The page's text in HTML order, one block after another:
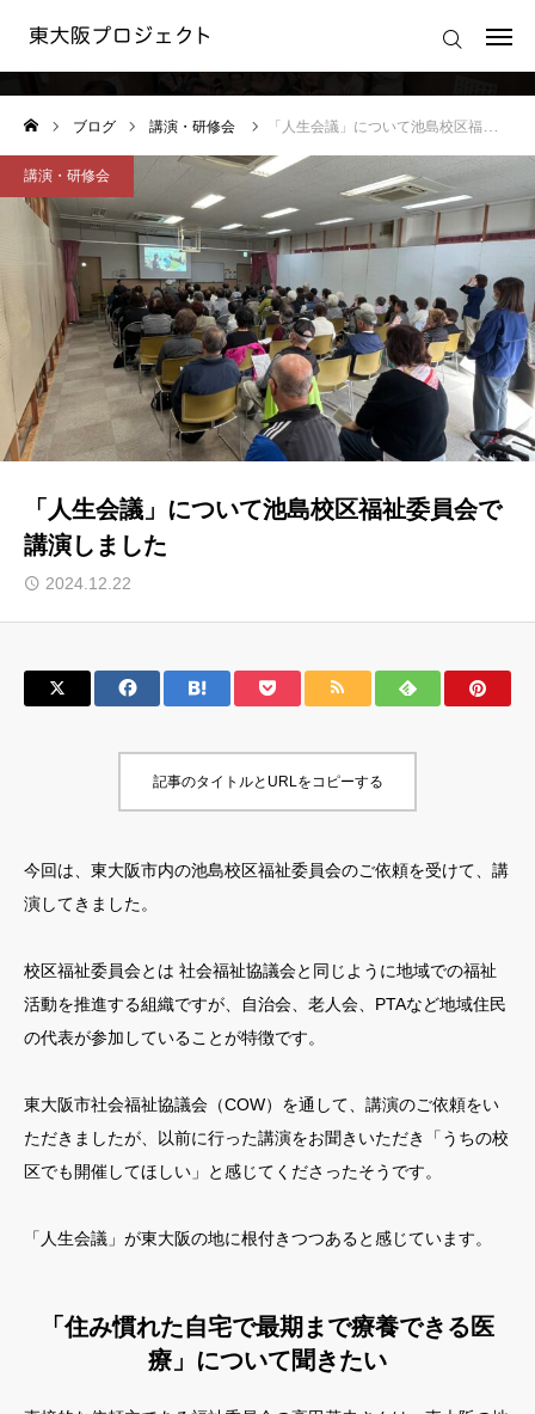
講演・研修会
ブログ 講演・研修会 「人生会議」について池島校区福祉委員会で講演しました
講演・研修会
「人生会議」について池島校区福祉委員会で
講演しました
2024.12.22
記事のタイトルとURLをコピーする
今回は、東大阪市内の池島校区福祉委員会のご依頼を受けて、講
演してきました。
校区福祉委員会とは 社会福祉協議会と同じように地域での福祉
活動を推進する組織ですが、自治会、老人会、PTAなど地域住民
の代表が参加していることが特徴です。
東大阪市社会福祉協議会（COW）を通して、講演のご依頼をい
ただきましたが、以前に行った講演をお聞きいただき「うちの校
区でも開催してほしい」と感じてくださったそうです。
「人生会議」が東大阪の地に根付きつつあると感じています。
「住み慣れた自宅で最期まで療養できる医
療」について聞きたい
ログイン
東大阪プロジェクトの想い
東大阪プロジェクトの活動
東大阪プロジェクト 運営規約
運営会社